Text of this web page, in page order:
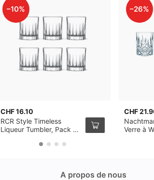
–10%
CHF 16.10
RCR Style Timeless
Liqueur Tumbler, Pack de
–26%
CHF
Verre à
A propos de nous